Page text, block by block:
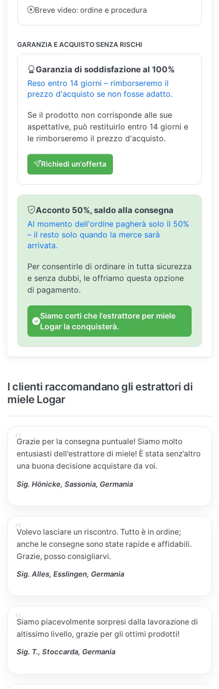
Breve video: ordine e procedura
GARANZIA E ACQUISTO SENZA RISCHI
Garanzia di soddisfazione al 100%
Reso entro 14 giorni – rimborseremo il
prezzo d'acquisto se non fosse adatto.
Se il prodotto non corrisponde alle sue
aspettative, può restituirlo entro 14 giorni e
le rimborseremo il prezzo d'acquisto.
Richiedi un'offerta
Acconto 50%, saldo alla consegna
Al momento dell'ordine pagherà solo il 50%
– il resto solo quando la merce sarà
arrivata.
Per consentirle di ordinare in tutta sicurezza
e senza dubbi, le offriamo questa opzione
di pagamento.
Siamo certi che l'estrattore per miele
Logar la conquisterà.
I clienti raccomandano gli estrattori di
miele Logar
Grazie per la consegna puntuale! Siamo molto
entusiasti dell'estrattore di miele! È stata senz'altro
una buona decisione acquistare da voi.
Sig. Hönicke, Sassonia, Germania
Volevo lasciare un riscontro. Tutto è in ordine;
anche le consegne sono state rapide e affidabili.
Grazie, posso consigliarvi.
Sig. Alles, Esslingen, Germania
Siamo piacevolmente sorpresi dalla lavorazione di
altissimo livello, grazie per gli ottimi prodotti!
Sig. T., Stoccarda, Germania